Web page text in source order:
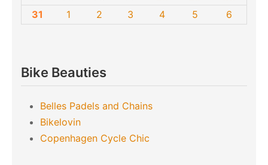
31
1 2 3 4 5 6
Bike Beauties
Belles Padels and Chains
Bikelovin
Copenhagen Cycle Chic